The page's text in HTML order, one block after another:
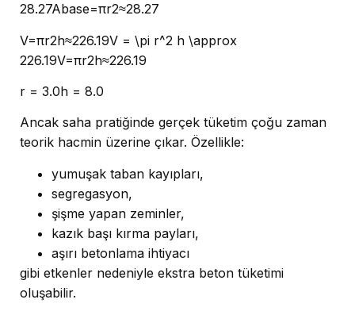
28.27Abase​=πr2≈28.27
V=πr2h≈226.19V = \pi r^2 h \approx
226.19V=πr2h≈226.19
r = 3.0h = 8.0
Ancak saha pratiğinde gerçek tüketim çoğu zaman
teorik hacmin üzerine çıkar. Özellikle:
yumuşak taban kayıpları,
segregasyon,
şişme yapan zeminler,
kazık başı kırma payları,
aşırı betonlama ihtiyacı
gibi etkenler nedeniyle ekstra beton tüketimi
oluşabilir.